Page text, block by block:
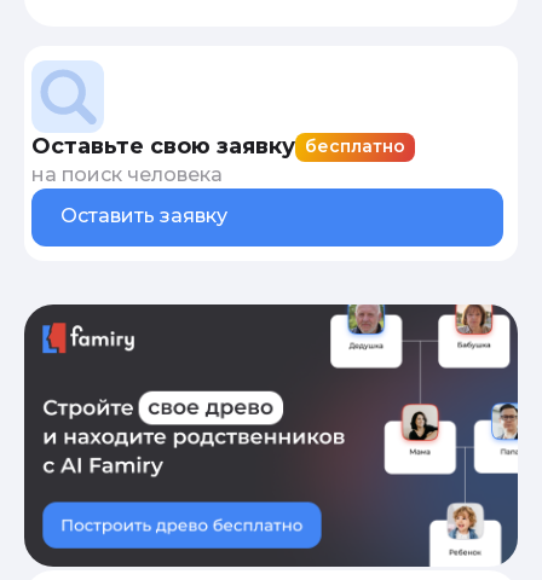
Оставьте свою заявку бесплатно
на поиск человека
Оставить заявку